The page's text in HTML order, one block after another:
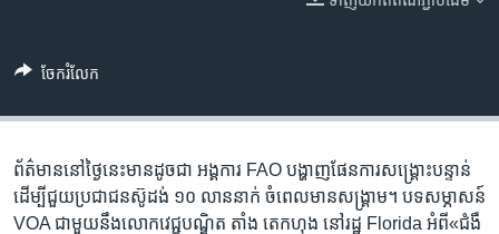
កាន់​
ស្វែង​
ចែករំលែក
ព័ត៌មាននៅថ្ងៃនេះមានដូចជា អង្គការ FAO បង្ហាញ​ផែនការ​សង្គ្រោះ​បន្ទាន់
ដើម្បី​ជួយ​ប្រជាជន​ស៊ូដង់​ ១០​ លាន​នាក់​ ចំ​ពេល​មាន​សង្រ្គាម។ បទសម្ភាសន៍
VOA ជាមួយនឹង​លោក​វេជ្ជបណ្ឌិត តាំង តេកហុង នៅ​រដ្ឋ Florida អំពី«ជំងឺ​